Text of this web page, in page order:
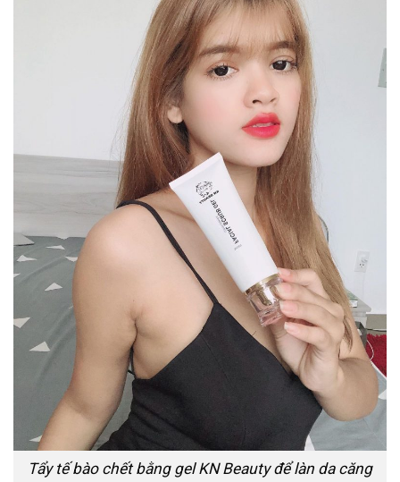
Tẩy tế bào chết bằng gel KN Beauty để làn da căng